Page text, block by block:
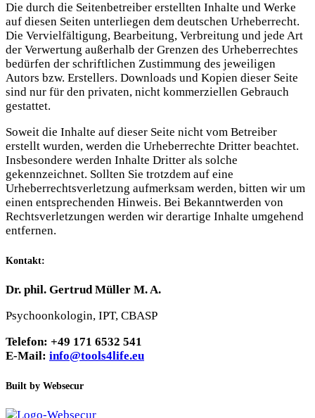
Die durch die Seitenbetreiber erstellten Inhalte und Werke
auf diesen Seiten unterliegen dem deutschen Urheberrecht.
Die Vervielfältigung, Bearbeitung, Verbreitung und jede Art
der Verwertung außerhalb der Grenzen des Urheberrechtes
bedürfen der schriftlichen Zustimmung des jeweiligen
Autors bzw. Erstellers. Downloads und Kopien dieser Seite
sind nur für den privaten, nicht kommerziellen Gebrauch
gestattet.
Soweit die Inhalte auf dieser Seite nicht vom Betreiber
erstellt wurden, werden die Urheberrechte Dritter beachtet.
Insbesondere werden Inhalte Dritter als solche
gekennzeichnet. Sollten Sie trotzdem auf eine
Urheberrechtsverletzung aufmerksam werden, bitten wir um
einen entsprechenden Hinweis. Bei Bekanntwerden von
Rechtsverletzungen werden wir derartige Inhalte umgehend
entfernen.
Kontakt:
Dr. phil. Gertrud Müller M. A.
Psychoonkologin, IPT, CBASP
Telefon: +49 171 6532 541
E-Mail: info@tools4life.eu
Built by Websecur